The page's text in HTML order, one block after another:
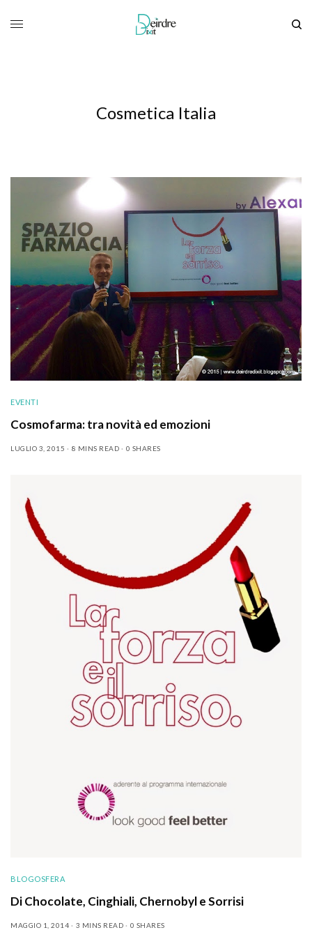
Cosmetica Italia
EVENTI
Cosmofarma: tra novità ed emozioni
LUGLIO 3, 2015 8 MINS READ 0 SHARES
BLOGOSFERA
Di Chocolate, Cinghiali, Chernobyl e Sorrisi
MAGGIO 1, 2014 3 MINS READ 0 SHARES